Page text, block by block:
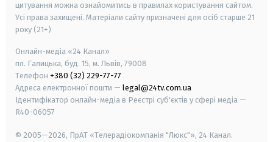
цитування можна ознайомитись в правилах користування сайтом.
Усі права захищені. Матеріали сайту призначені для осіб старше 21
року (21+)
Онлайн-медіа «24 Канал»
пл. Галицька, буд. 15, м. Львів, 79008
Телефон +380 (32) 229-77-77
Адреса електронної пошти — legal@24tv.com.ua
Ідентифікатор онлайн-медіа в Реєстрі суб'єктів у сфері медіа —
R40-06057
© 2005—2026, ПрАТ «Телерадіокомпанія "Люкс"», 24 Канал.